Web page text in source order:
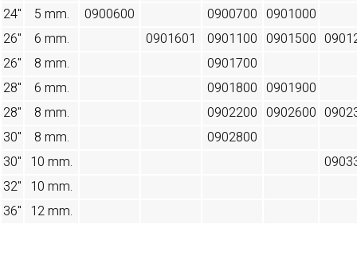
24"
5 mm. 0900600 0900700 0901000
26"
6 mm. 0901601 0901100 0901500
26"
8 mm.
0901700
28"
6 mm. 0901800 0901900
28"
8 mm. 0902200 0902600
30"
8 mm.
0902800
30" 10 mm.
32" 10 mm.
36" 12 mm.